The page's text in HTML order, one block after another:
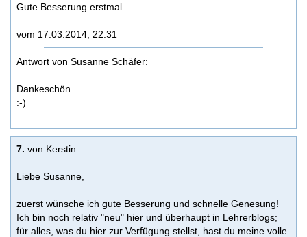
Gute Besserung erstmal..
vom 17.03.2014, 22.31
Antwort von Susanne Schäfer:
Dankeschön.
:-)
7. von Kerstin
Liebe Susanne,
zuerst wünsche ich gute Besserung und schnelle Genesung!
Ich bin noch relativ "neu" hier und überhaupt in Lehrerblogs;
für alles, was du hier zur Verfügung stellst, hast du meine volle